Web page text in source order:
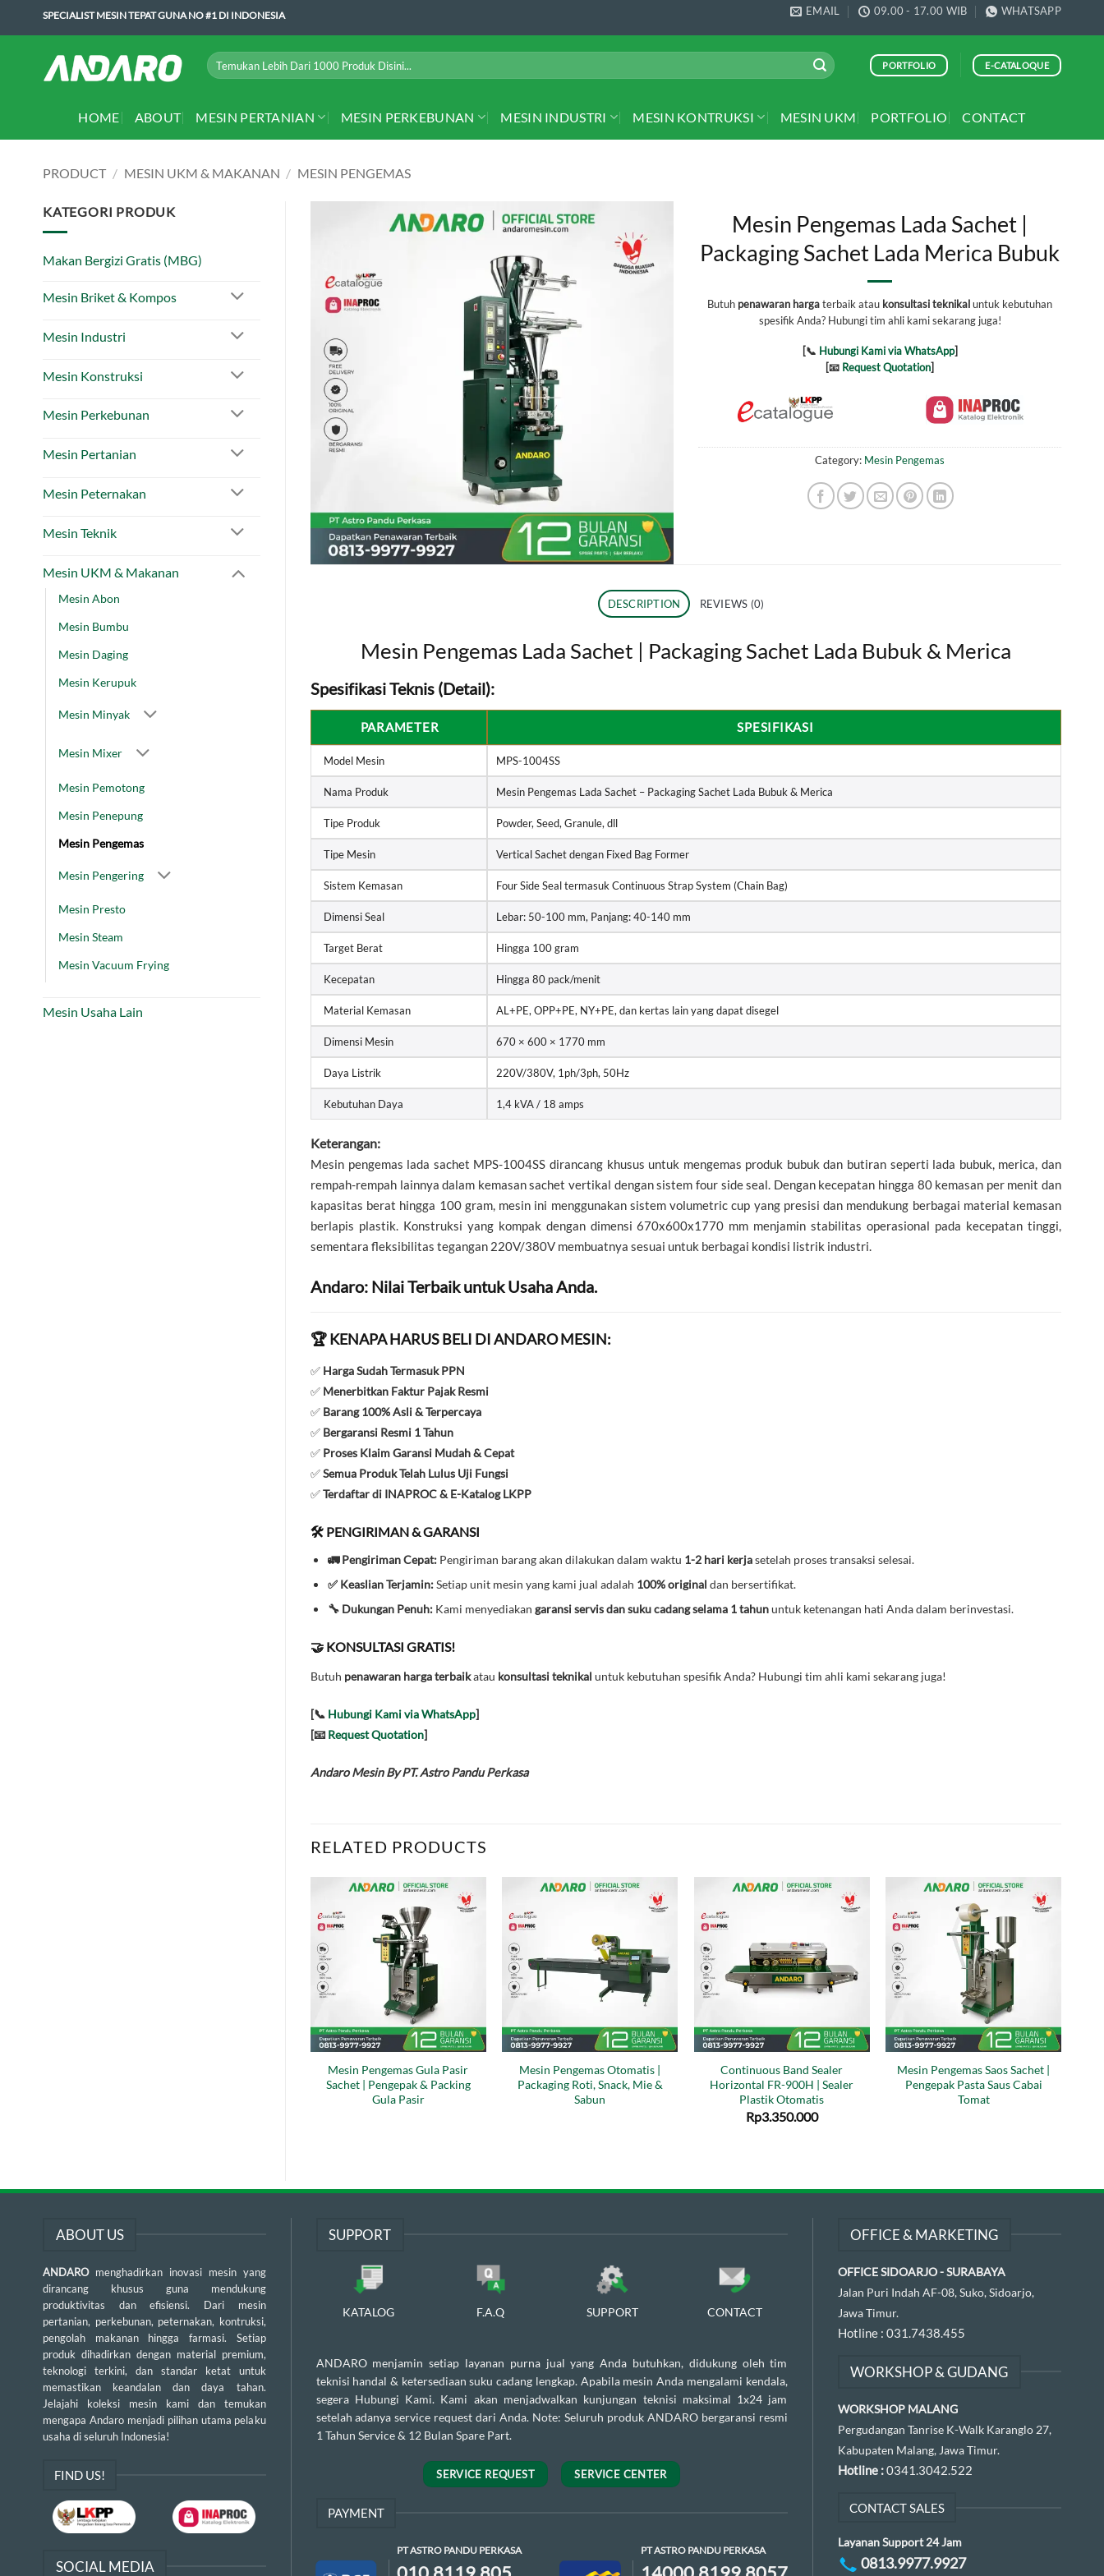
SPECIALIST MESIN TEPAT GUNA NO #1 DI INDONESIA EMAIL 09.00 - 17.00 WIB WHATSAPP
Search
for:
PORTFOLIO E-CATALOQUE
HOME ABOUT MESIN PERTANIAN MESIN PERKEBUNAN MESIN INDUSTRI MESIN KONTRUKSI MESIN UKM PORTFOLIO CONTACT
PRODUCT / MESIN UKM & MAKANAN / MESIN PENGEMAS
KATEGORI PRODUK
Makan Bergizi Gratis (MBG)
Mesin Briket & Kompos
Mesin Industri
Mesin Konstruksi
Mesin Perkebunan
Mesin Pertanian
Mesin Peternakan
Mesin Teknik
Mesin UKM & Makanan
Mesin Abon
Mesin Bumbu
Mesin Daging
Mesin Kerupuk
Mesin Minyak
Mesin Mixer
Mesin Pemotong
Mesin Penepung
Mesin Pengemas
Mesin Pengering
Mesin Presto
Mesin Steam
Mesin Vacuum Frying
Mesin Usaha Lain
Mesin Pengemas Lada Sachet |
Packaging Sachet Lada Merica Bubuk
Butuh penawaran hargaterbaik atau konsultasi teknikaluntuk kebutuhan
spesifik Anda? Hubungi tim ahli kami sekarang juga!
[📞 Hubungi Kami via WhatsApp]
[📧 Request Quotation]
Category: Mesin Pengemas
DESCRIPTION REVIEWS (0)
Mesin Pengemas Lada Sachet | Packaging Sachet Lada Bubuk & Merica
Spesifikasi Teknis (Detail):
PARAMETER SPESIFIKASI
Model Mesin MPS-1004SS
Nama Produk Mesin Pengemas Lada Sachet – Packaging Sachet Lada Bubuk & Merica
Tipe Produk Powder, Seed, Granule, dll
Tipe Mesin Vertical Sachet dengan Fixed Bag Former
Sistem Kemasan Four Side Seal termasuk Continuous Strap System (Chain Bag)
Dimensi Seal Lebar: 50-100 mm, Panjang: 40-140 mm
Target Berat Hingga 100 gram
Kecepatan Hingga 80 pack/menit
Material Kemasan AL+PE, OPP+PE, NY+PE, dan kertas lain yang dapat disegel
Dimensi Mesin 670 × 600 × 1770 mm
Daya Listrik 220V/380V, 1ph/3ph, 50Hz
Kebutuhan Daya 1,4 kVA / 18 amps
Keterangan:
Mesin pengemas lada sachet MPS-1004SS dirancang khusus untuk mengemas produk bubuk dan butiran seperti lada bubuk, merica, dan
rempah-rempah lainnya dalam kemasan sachet vertikal dengan sistem four side seal. Dengan kecepatan hingga 80 kemasan per menit dan
kapasitas berat hingga 100 gram, mesin ini menggunakan sistem volumetric cup yang presisi dan mendukung berbagai material kemasan
berlapis plastik. Konstruksi yang kompak dengan dimensi 670x600x1770 mm menjamin stabilitas operasional pada kecepatan tinggi,
sementara fleksibilitas tegangan 220V/380V membuatnya sesuai untuk berbagai kondisi listrik industri.
Andaro: Nilai Terbaik untuk Usaha Anda.
🏆 KENAPA HARUS BELI DI ANDARO MESIN:
✅ Harga Sudah Termasuk PPN
✅ Menerbitkan Faktur Pajak Resmi
✅ Barang 100% Asli & Terpercaya
✅ Bergaransi Resmi 1 Tahun
✅ Proses Klaim Garansi Mudah & Cepat
✅Semua Produk Telah Lulus Uji Fungsi
✅Terdaftar di INAPROC & E-Katalog LKPP
🛠️ PENGIRIMAN & GARANSI
🚛 Pengiriman Cepat:Pengiriman barang akan dilakukan dalam waktu 1-2 hari kerjasetelah proses transaksi selesai.
✅ Keaslian Terjamin:Setiap unit mesin yang kami jual adalah 100% original dan bersertifikat.
🔧 Dukungan Penuh:Kami menyediakan garansi servis dan suku cadang selama 1 tahununtuk ketenangan hati Anda dalam berinvestasi.
🤝 KONSULTASI GRATIS!
Butuh penawaran harga terbaikatau konsultasi teknikal untuk kebutuhan spesifik Anda? Hubungi tim ahli kami sekarang juga!
[📞 Hubungi Kami via WhatsApp]
[📧 Request Quotation]
Andaro Mesin By PT. Astro Pandu Perkasa
RELATED PRODUCTS
Mesin Pengemas Gula Pasir
Sachet | Pengepak & Packing
Gula Pasir
Mesin Pengemas Otomatis |
Packaging Roti, Snack, Mie &
Sabun
Continuous Band Sealer
Horizontal FR-900H | Sealer
Plastik Otomatis
Rp3.350.000
Mesin Pengemas Saos Sachet |
Pengepak Pasta Saus Cabai
Tomat
ABOUT US
ANDARO menghadirkan inovasi mesin yang
dirancang khusus guna mendukung
produktivitas dan efisiensi. Dari mesin
pertanian, perkebunan, peternakan, kontruksi,
pengolah makanan hingga farmasi. Setiap
produk dihadirkan dengan material premium,
teknologi terkini, dan standar ketat untuk
memastikan keandalan dan daya tahan.
Jelajahi koleksi mesin kami dan temukan
mengapa Andaro menjadi pilihan utama pelaku
usaha di seluruh Indonesia!
FIND US!
SOCIAL MEDIA
SUPPORT
KATALOG F.A.Q SUPPORT CONTACT
ANDARO menjamin setiap layanan purna jual yang Anda butuhkan, didukung oleh tim
teknisi handal & ketersediaan suku cadang lengkap. Apabila mesin Anda mengalami kendala,
segera Hubungi Kami. Kami akan menjadwalkan kunjungan teknisi maksimal 1x24 jam
setelah adanya service request dari Anda. Note: Seluruh produk ANDARO bergaransi resmi
1 Tahun Service & 12 Bulan Spare Part.
SERVICE REQUEST SERVICE CENTER
PAYMENT
PT ASTRO PANDU PERKASA PT ASTRO PANDU PERKASA
OFFICE & MARKETING
OFFICE SIDOARJO - SURABAYA
Jalan Puri Indah AF-08, Suko, Sidoarjo,
Jawa Timur.
Hotline : 031.7438.455
WORKSHOP & GUDANG
WORKSHOP MALANG
Pergudangan Tanrise K-Walk Karanglo 27,
Kabupaten Malang, Jawa Timur.
Hotline :0341.3042.522
CONTACT SALES
Layanan Support 24 Jam
0813.9977.9927